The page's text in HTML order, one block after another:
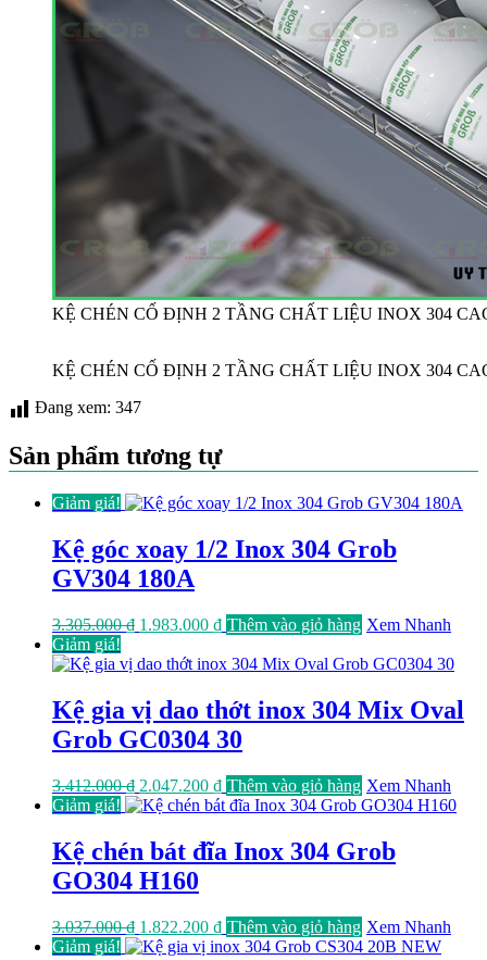
KỆ CHÉN CỐ ĐỊNH 2 TẦNG CHẤT LIỆU INOX 304
KỆ CHÉN CỐ ĐỊNH 2 TẦNG CHẤT LIỆU INOX 304
Đang xem: 347
Sản phẩm tương tự
Giảm giá!
Kệ góc xoay 1/2 Inox 304 Grob
GV304 180A
3.305.000₫ Giá
là:
1.983.000 ₫Giá
tại
1.983.000 ₫.
Thêm vào giỏ hàng Xem Nhanh
Giảm giá!
Kệ gia vị dao thớt inox 304 Mix Oval
Grob GC0304 30
3.412.000₫ Giá
gốc
3.412.000 ₫.
2.047.200 ₫Giá
hiện
là:
2.047.200 ₫.
Thêm vào giỏ hàng Xem Nhanh
Giảm giá!
Kệ chén bát đĩa Inox 304 Grob
GO304 H160
3.037.000₫ Giá
gốc
1.822.200 ₫Giá
hiện
Thêm vào giỏ hàng Xem Nhanh
Giảm giá!